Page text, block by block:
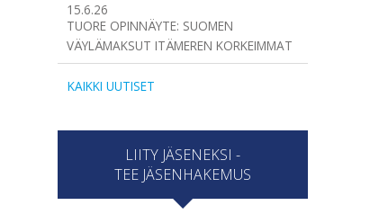
15.6.26
TUORE OPINNÄYTE: SUOMEN
VÄYLÄMAKSUT ITÄMEREN KORKEIMMAT
KAIKKI UUTISET
LIITY JÄSENEKSI -
TEE JÄSENHAKEMUS